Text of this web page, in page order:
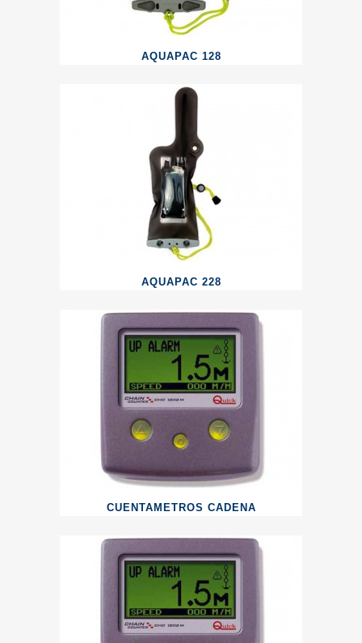
AQUAPAC 128
AQUAPAC 228
CUENTAMETROS CADENA